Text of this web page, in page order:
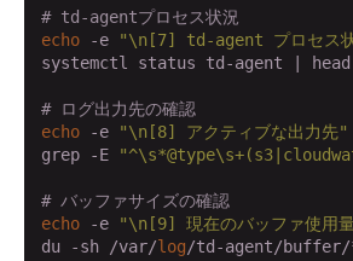
# td-agentプロセス状況
echo -e
"\n[7] td-agent プロセス
systemctl status td-agent |
# ログ出力先の確認
echo -e
"\n[8] アクティブな出力先"
grep -E
# バッファサイズの確認
echo -e
"\n[9] 現在のバッファ使用
du -sh /var/log/td-agent/